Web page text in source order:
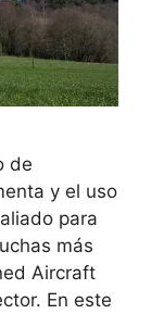
de
y el uso
para
más
Aircraft
En este